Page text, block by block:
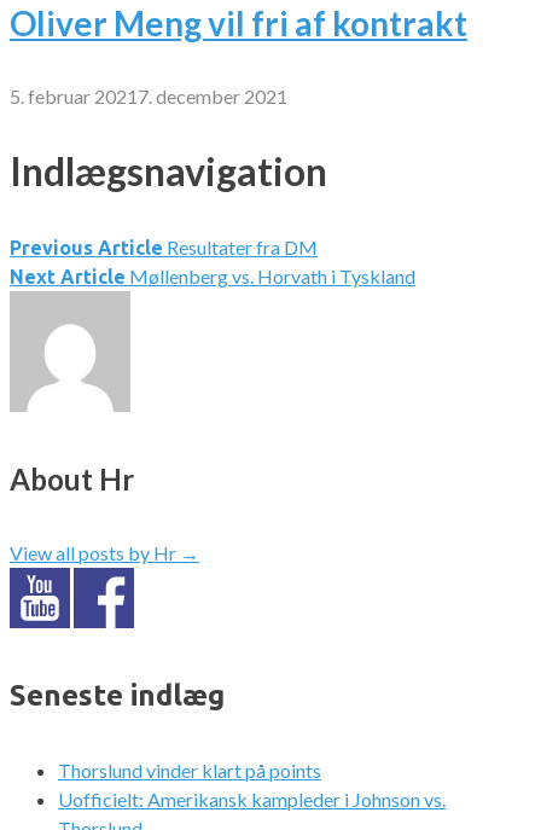
Oliver Meng vil fri af kontrakt
5. februar 2021 7. december 2021
Indlægsnavigation
Previous Article Resultater fra DM
Next Article Møllenberg vs. Horvath i Tyskland
About Hr
View all posts by Hr →
Seneste indlæg
Thorslund vinder klart på points
Uofficielt: Amerikansk kampleder i Johnson vs.